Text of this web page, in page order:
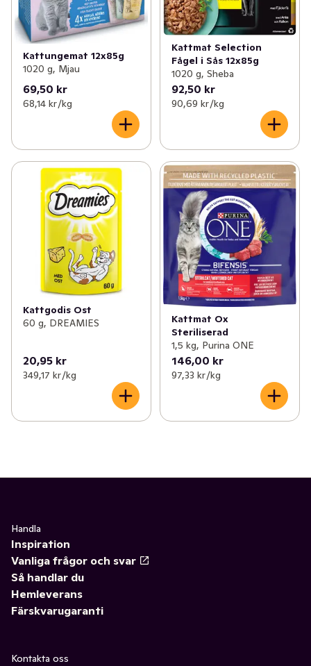
Kattungemat 12x85g
1020 g, Mjau
69,50 kr
68,14 kr /kg
Kattmat Selection
Fågel i Sås 12x85g
1020 g, Sheba
92,50 kr
90,69 kr /kg
Kattgodis Ost
60 g, DREAMIES
20,95 kr
349,17 kr /kg
Kattmat Ox
Steriliserad
1,5 kg, Purina ONE
146,00 kr
97,33 kr /kg
Handla
Inspiration
Vanliga frågor och svar
Så handlar du
Hemleverans
Färskvarugaranti
Kontakta oss